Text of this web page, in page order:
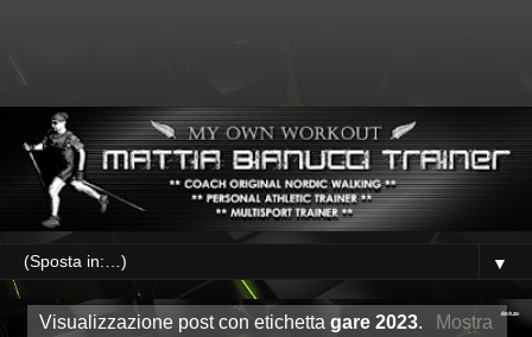
▼
Visualizzazione post con etichettagare 2023.
Mostra